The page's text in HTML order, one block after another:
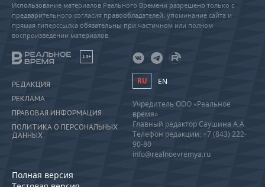
Использование материалов Реального Времени разрешено только с
предварительного согласия правообладателей, упоминание сайта и
прямая гиперссылка обязательны при частичном или полном
воспроизведении материалов.
18+
РЕДАКЦИЯ
РЕКЛАМА
ПРАВОВАЯ ИНФОРМАЦИЯ
ПОЛИТИКА О ПЕРСОНАЛЬНЫХ
ДАННЫХ
Полная версия
RU EN
Учредитель ООО «Реальное
время»
Главный редактор Саушина А.А.
Телефон редакции: +7 (843) 222-
90-80
info@realnoevremya.ru